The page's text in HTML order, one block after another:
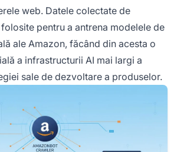
web. Datele colectate de
pentru a antrena modelele de
ale Amazon, făcând din acesta o
a infrastructurii AI mai largi a
sale de dezvoltare a produselor.